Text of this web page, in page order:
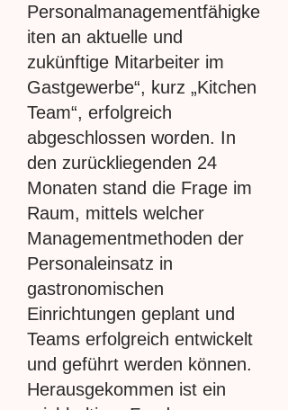
Personalmanagementfähigke
iten an aktuelle und
zukünftige Mitarbeiter im
Gastgewerbe“, kurz „Kitchen
Team“, erfolgreich
abgeschlossen worden. In
den zurückliegenden 24
Monaten stand die Frage im
Raum, mittels welcher
Managementmethoden der
Personaleinsatz in
gastronomischen
Einrichtungen geplant und
Teams erfolgreich entwickelt
und geführt werden können.
Herausgekommen ist ein